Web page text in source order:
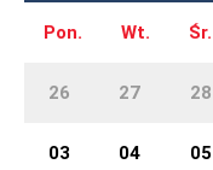
Pon. Wt. Śr.
26 27 28
03 04 05